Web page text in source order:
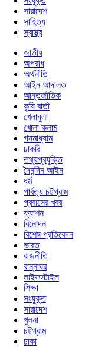
সারাদেশ
সাহিত্য
স্বাস্থ্য
জাতীয়
অপরাধ
অর্থনীতি
আইন আদালত
আন্তর্জাতিক
কৃষি বার্তা
খেলাধুলা
খোলা কলাম
গনমাধ্যাম
চাকরি
তথ্যপ্রযুক্তি
দৈনন্দিন আইন
ধর্ম
পার্বত্য চট্টগ্রাম
প্রবাসের খবর
ফ্যাশন
বিনোদন
বিশেষ প্রতিবেদন
ভারত
রাজনীতি
রান্নাঘর
লাইফস্টাইল
শিক্ষা
সংযুক্ত
সারাদেশ
খুলনা
চট্টগ্রাম
ঢাকা